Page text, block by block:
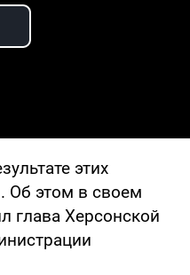
Video
этих
Об этом в своем
глава Херсонской